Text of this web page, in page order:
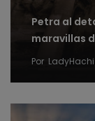
Petra al
maravillas
Por LadyHachi